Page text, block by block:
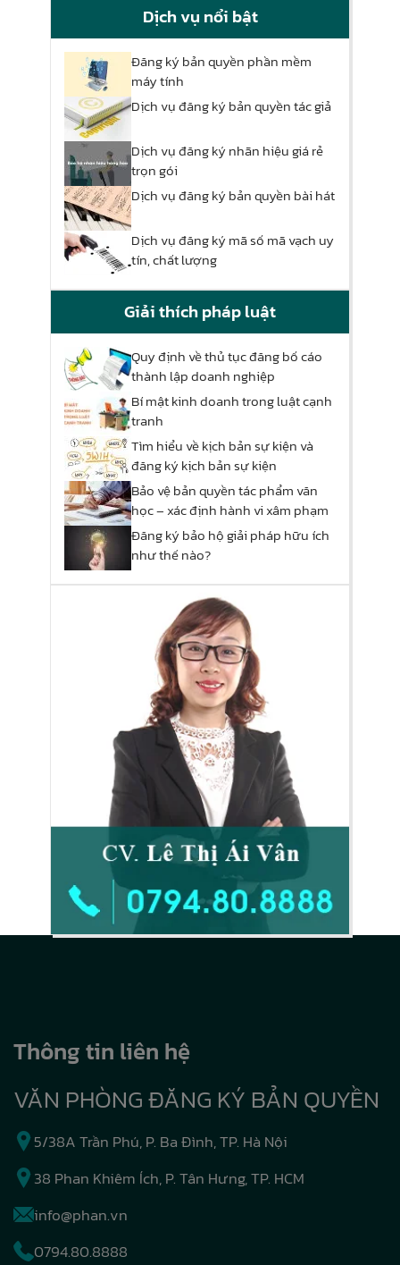
Dịch vụ nổi bật
Đăng ký bản quyền phần mềm
máy tính
Dịch vụ đăng ký bản quyền tác giả
Dịch vụ đăng ký nhãn hiệu giá rẻ
trọn gói
Dịch vụ đăng ký bản quyền bài hát
Dịch vụ đăng ký mã số mã vạch uy
tín, chất lượng
Giải thích pháp luật
Quy định về thủ tục đăng bố cáo
thành lập doanh nghiệp
Bí mật kinh doanh trong luật cạnh
tranh
Tìm hiểu về kịch bản sự kiện và
đăng ký kịch bản sự kiện
Bảo vệ bản quyền tác phẩm văn
học – xác định hành vi xâm phạm
Đăng ký bảo hộ giải pháp hữu ích
như thế nào?
Thông tin liên hệ
VĂN PHÒNG ĐĂNG KÝ BẢN QUYỀN
5/38A Trần Phú, P. Ba Đình, TP. Hà Nội
38 Phan Khiêm Ích, P. Tân Hưng, TP. HCM
info@phan.vn
0794.80.8888